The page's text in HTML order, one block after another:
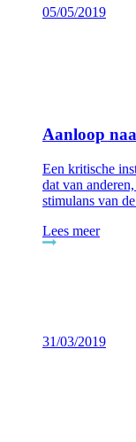
05/05/2019
Aanloop
Een kritische
dat van
stimulans van
Lees meer
31/03/2019